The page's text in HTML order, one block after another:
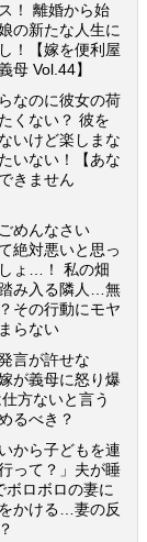
！ 離婚から始
の新たな人生に
！【嫁を便利屋
母 Vol.44】
なのに彼女の荷
くない？ 彼を
いけど楽しまな
いない！【あな
きません
めんなさい
絶対悪いと思っ
ょ…！ 私の畑
み入る隣人…無
その行動にモヤ
らない
言が許せな
が義母に怒り爆
方ないと言う
るべき？
から子どもを連
って？」夫が睡
ボロボロの妻に
かける…妻の反